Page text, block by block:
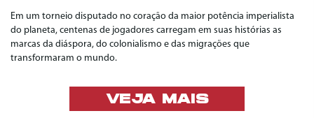
Em um torneio disputado no coração da maior potência imperialista
do planeta, centenas de jogadores carregam em suas histórias as
marcas da diáspora, do colonialismo e das migrações que
transformaram o mundo.
VEJA MAIS